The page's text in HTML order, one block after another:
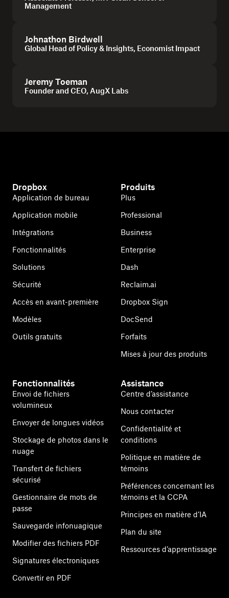
Management
Johnathon Birdwell
Global Head of Policy & Insights, Economist Impact
Jeremy Toeman
Founder and CEO, AugX Labs
Dropbox
Application de bureau
Application mobile
Intégrations
Fonctionnalités
Solutions
Sécurité
Accès en avant-première
Modèles
Outils gratuits
Produits
Plus
Professional
Business
Enterprise
Dash
Reclaim.ai
Dropbox Sign
DocSend
Forfaits
Mises à jour des produits
Fonctionnalités
Envoi de fichiers
volumineux
Envoyer de longues vidéos
Stockage de photos dans le
nuage
Transfert de fichiers
sécurisé
Gestionnaire de mots de
passe
Sauvegarde infonuagique
Modifier des fichiers PDF
Signatures électroniques
Convertir en PDF
Assistance
Centre d’assistance
Nous contacter
Confidentialité et
conditions
Politique en matière de
témoins
Préférences concernant les
témoins et la CCPA
Principes en matière d’IA
Plan du site
Ressources d’apprentissage